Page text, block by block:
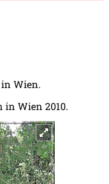
Wien.
in Wien 2010.